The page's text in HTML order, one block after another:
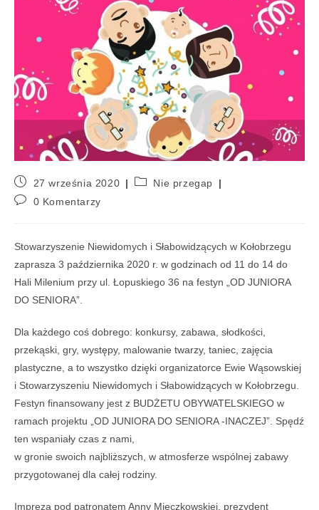
27 września 2020
Nie przegap
0 Komentarzy
Stowarzyszenie Niewidomych i Słabowidzących w Kołobrzegu
zaprasza 3 października 2020 r. w godzinach od 11 do 14 do
Hali Milenium przy ul. Łopuskiego 36 na festyn „OD JUNIORA
DO SENIORA”.
Dla każdego coś dobrego: konkursy, zabawa, słodkości,
przekąski, gry, występy, malowanie twarzy, taniec, zajęcia
plastyczne, a to wszystko dzięki organizatorce Ewie Wąsowskiej
i Stowarzyszeniu Niewidomych i Słabowidzących w Kołobrzegu.
Festyn finansowany jest z BUDŻETU OBYWATELSKIEGO w
ramach projektu „OD JUNIORA DO SENIORA -INACZEJ”. Spędź
ten wspaniały czas z nami,
w gronie swoich najbliższych, w atmosferze wspólnej zabawy
przygotowanej dla całej rodziny.
Impreza pod patronatem Anny Mieczkowskiej, prezydent